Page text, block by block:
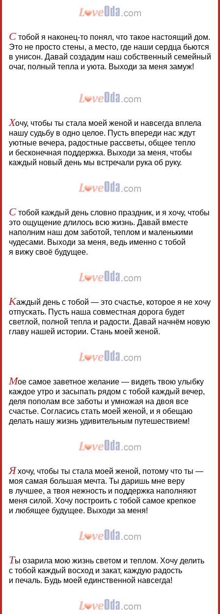
Стобой я наконец-то понял, что такое настоящий дом.
Это не просто стены, а место, где наши сердца бьются
в унисон. Давай создадим наш собственный семейный
очаг, полный тепла и уюта. Выходи за меня замуж!
Хочу, чтобы ты стала моей женой и навсегда вплела
нашу судьбу в одно целое. Пусть впереди нас ждут
уютные вечера, радостные рассветы, общее тепло
и бесконечная поддержка. Выходи за меня, чтобы
каждый новый день мы встречали рука об руку.
Стобой каждый день словно праздник, и я хочу, чтобы
это ощущение длилось всю жизнь. Давай вместе
наполним наш дом заботой, теплом и маленькими
чудесами. Выходи за меня, ведь именно с тобой
я вижу своё будущее.
Каждый день с тобой — это счастье, которое я не хочу
отпускать. Пусть наша совместная дорога будет
светлой, полной тепла и радости. Давай начнём новую
главу нашей истории. Стань моей женой.
Мое самое заветное желание — видеть твою улыбку
каждое утро и засыпать рядом с тобой каждый вечер,
деля пополам все заботы и умножая на двоя все
счастье. Согласись стать моей женой, и я обещаю
делать нашу жизнь удивительным путешествием!
Яхочу, чтобы ты стала моей женой, потому что ты —
моя самая большая мечта. Ты даришь мне веру
в лучшее, а твоя нежность и поддержка наполняют
меня силой. Хочу построить с тобой самое крепкое
и любящее будущее. Выходи за меня!
Ты озарила мою жизнь светом и теплом. Хочу делить
с тобой каждый восход и закат, каждую радость
и печаль. Будь моей единственной навсегда!